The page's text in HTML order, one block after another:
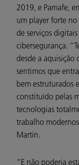
2019, e Pamafe,
um player forte
de serviços
cibersegurança.
desde a aquisição
sentimos que
bem estruturados
constituído pelas
tecnologias
trabalho
Martin.
“E não poderia